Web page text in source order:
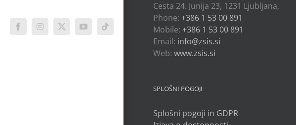
FacebookInstagram
X YouTubeTiktok
Cesta 24. Junija 23, 1231 Ljubljana,
Phone: +386 1 53 00 891
Mobile: +386 1 53 00 891
Email: info@zsis.si
Web: www.zsis.si
SPLOŠNI POGOJI
Splošni pogoji in GDPR